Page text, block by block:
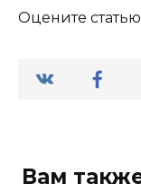
Оцените статью
Вам